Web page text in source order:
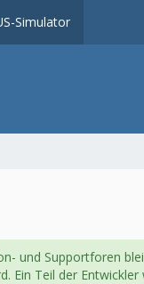
Simulator
und Supportforen
Ein Teil der